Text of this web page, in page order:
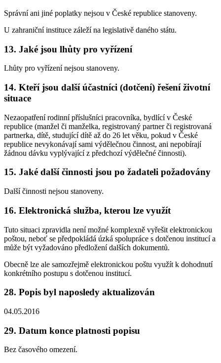
Správní ani jiné poplatky nejsou v České republice stanoveny.
U zahraniční instituce záleží na legislativě daného státu.
13. Jaké jsou lhůty pro vyřízení
Lhůty pro vyřízení nejsou stanoveny.
14. Kteří jsou další účastníci (dotčení) řešení životní
situace
Nezaopatření rodinní příslušníci pracovníka, bydlící v České
republice (manžel či manželka, registrovaný partner či registrovaná
partnerka, dítě, studující dítě až do 26 let věku, pokud v České
republice nevykonávají sami výdělečnou činnost, ani nepobírají
žádnou dávku vyplývající z předchozí výdělečné činnosti).
15. Jaké další činnosti jsou po žadateli požadovány
Další činnosti nejsou stanoveny.
16. Elektronická služba, kterou lze využít
Tuto situaci zpravidla není možné komplexně vyřešit elektronickou
poštou, neboť se předpokládá úzká spolupráce s dotčenou institucí a
může být vyžadováno předložení dalších dokumentů.
Obecně lze ale samozřejmě elektronickou poštu využít k dohodnutí
konkrétního postupu s dotčenou institucí.
28. Popis byl naposledy aktualizován
04.05.2016
29. Datum konce platnosti popisu
Bez časového omezení.